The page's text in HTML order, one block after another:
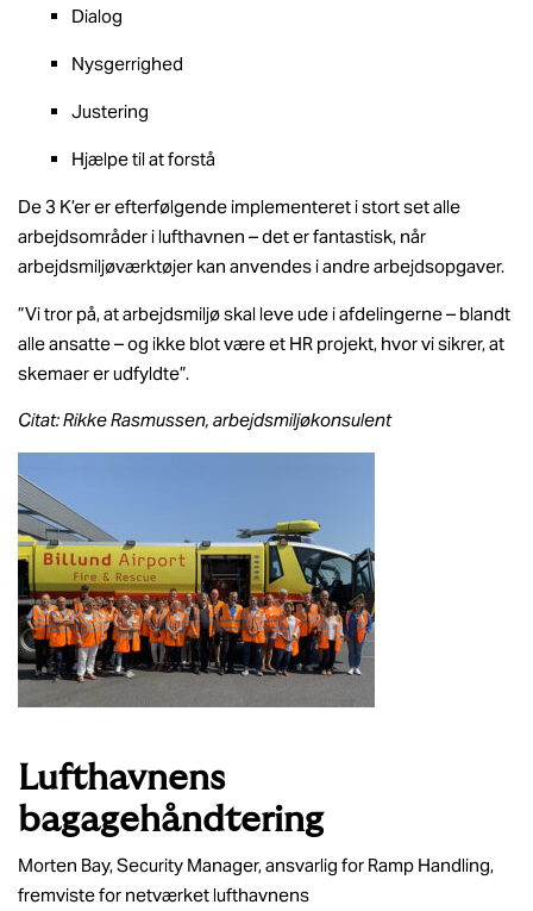
Dialog
Nysgerrighed
Justering
Hjælpe til at forstå
De 3 K’er er efterfølgende implementeret i stort set alle
arbejdsområder i lufthavnen – det er fantastisk, når
arbejdsmiljøværktøjer kan anvendes i andre arbejdsopgaver.
”Vi tror på, at arbejdsmiljø skal leve ude i afdelingerne – blandt
alle ansatte – og ikke blot være et HR projekt, hvor vi sikrer, at
skemaer er udfyldte”.
Citat: Rikke Rasmussen, arbejdsmiljøkonsulent
Lufthavnens
bagagehåndtering
Morten Bay, Security Manager, ansvarlig for Ramp Handling,
fremviste for netværket lufthavnens